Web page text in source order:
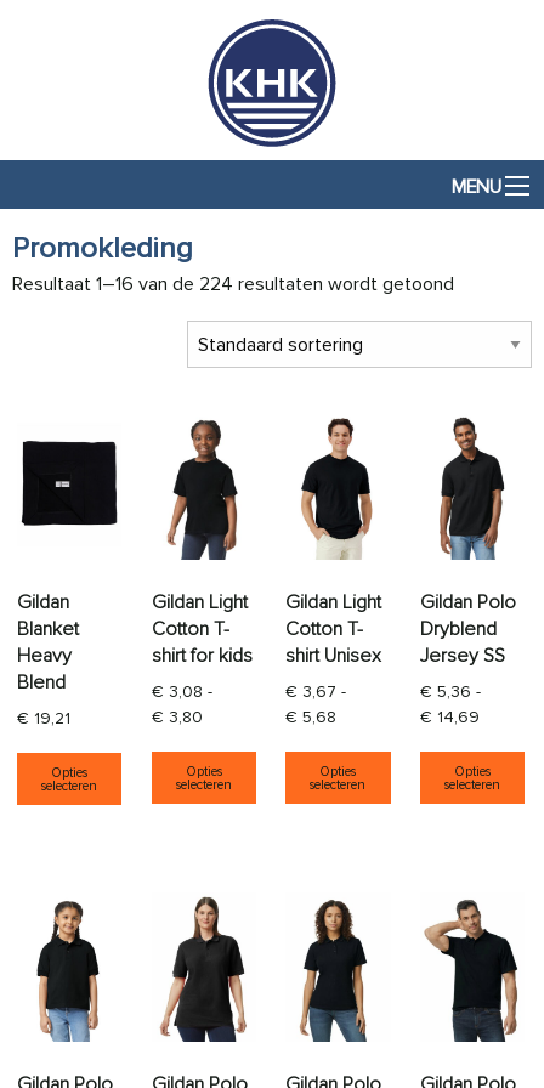
MENU
Promokleding
Resultaat 1–16 van de 224 resultaten wordt getoond
Gildan
Blanket
Heavy
Blend
€ 19,21
Opties
selecteren
Dit product heeft meerdere variaties. Deze optie
Gildan Light
Cotton T-
shirt for kids
€ 3,08 -
€ 3,80Prijsklasse: € 3,08 tot € 3,80
Opties
selecteren
Dit product heeft meerdere
Gildan Light
Cotton T-
shirt Unisex
€ 3,67 -
€ 5,68 Prijsklasse: € 3,67 tot €
Opties
selecteren
Dit product heeft
Gildan Polo
Dryblend
Jersey SS
€ 5,36 -
€ 14,69
Opties
selecteren